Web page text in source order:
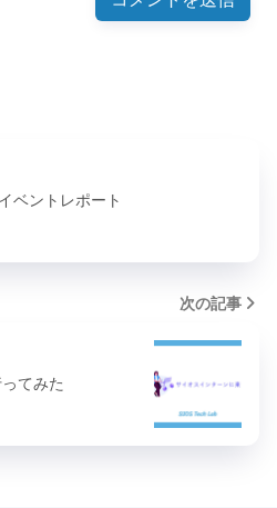
ベントレポート
次の記事
てみた